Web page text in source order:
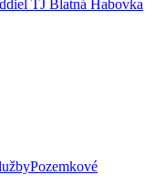
TJ Blatná Habovka
Pozemkové